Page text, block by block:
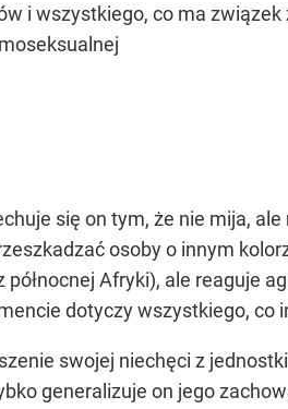
i wszystkiego, co ma związek
się on tym, że nie mija,
osoby o innym
Afryki), ale reaguje
dotyczy wszystkiego, co
swojej niechęci z
generalizuje on jego